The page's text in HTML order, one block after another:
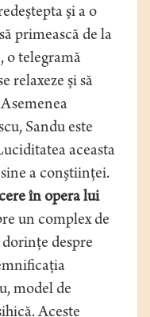
şi a o
primească de la
o telegramă
relaxeze şi să
Sandu este
aceasta
a conştiinţei.
în opera lui
un complex de
despre
model de